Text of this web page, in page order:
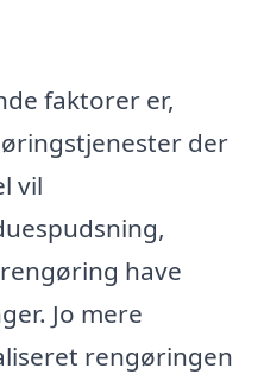
faktorer er,
der
vil
have
Jo mere
rengøringen